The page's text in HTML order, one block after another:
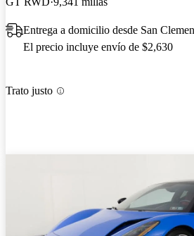
Entrega a domicilio desde San
El precio incluye envío de $2,630
Trato justo